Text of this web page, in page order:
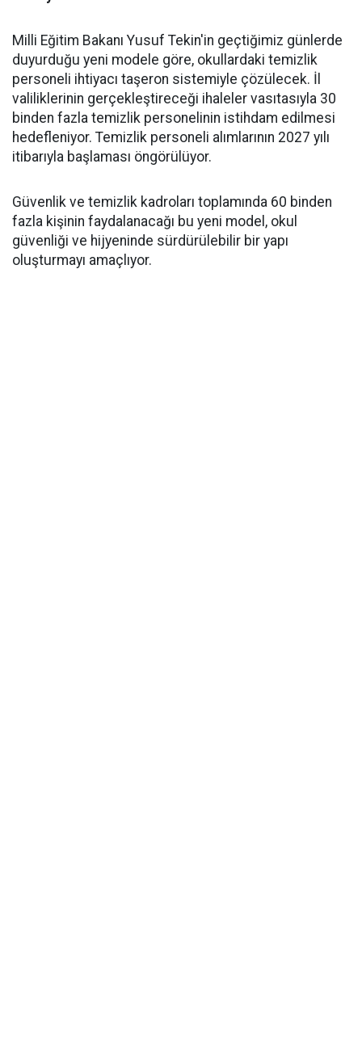
Milli Eğitim Bakanı Yusuf Tekin'in geçtiğimiz günlerde
duyurduğu yeni modele göre, okullardaki temizlik
personeli ihtiyacı taşeron sistemiyle çözülecek. İl
valiliklerinin gerçekleştireceği ihaleler vasıtasıyla 30
binden fazla temizlik personelinin istihdam edilmesi
hedefleniyor. Temizlik personeli alımlarının 2027 yılı
itibarıyla başlaması öngörülüyor.
Güvenlik ve temizlik kadroları toplamında 60 binden
fazla kişinin faydalanacağı bu yeni model, okul
güvenliği ve hijyeninde sürdürülebilir bir yapı
oluşturmayı amaçlıyor.